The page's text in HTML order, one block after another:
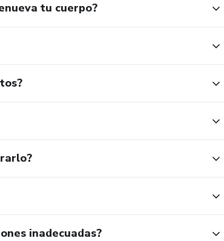
tu cuerpo?
inadecuadas?